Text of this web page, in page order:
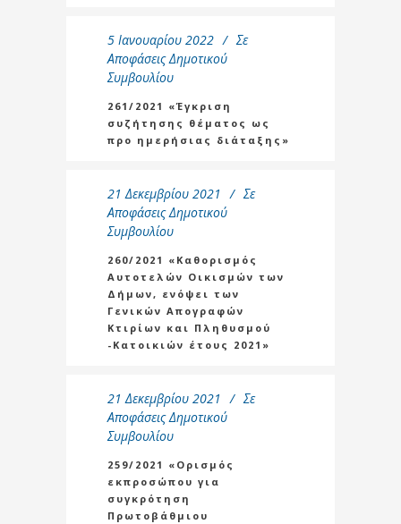
5 Ιανουαρίου 2022
Σε
Αποφάσεις Δημοτικού
Συμβουλίου
261/2021 «Έγκριση
συζήτησης θέματος ως
προ ημερήσιας διάταξης»
21 Δεκεμβρίου 2021
Σε
Αποφάσεις Δημοτικού
Συμβουλίου
260/2021 «Καθορισμός
Αυτοτελών Οικισμών των
Δήμων, ενόψει των
Γενικών Απογραφών
Κτιρίων και Πληθυσμού
-Κατοικιών έτους 2021»
21 Δεκεμβρίου 2021
Σε
Αποφάσεις Δημοτικού
Συμβουλίου
259/2021 «Ορισμός
εκπροσώπου για
συγκρότηση
Πρωτοβάθμιου